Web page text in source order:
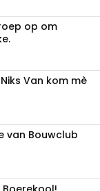
op om
Van kom mè
van Bouwclub